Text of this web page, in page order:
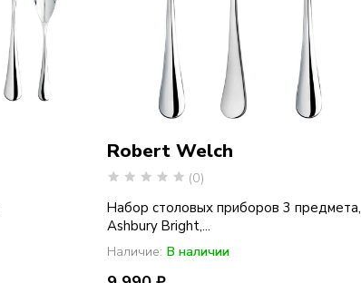
Robert Welch
(0)
Набор столовых приборов 3 предмета,
Ashbury Bright,...
Наличие: В наличии